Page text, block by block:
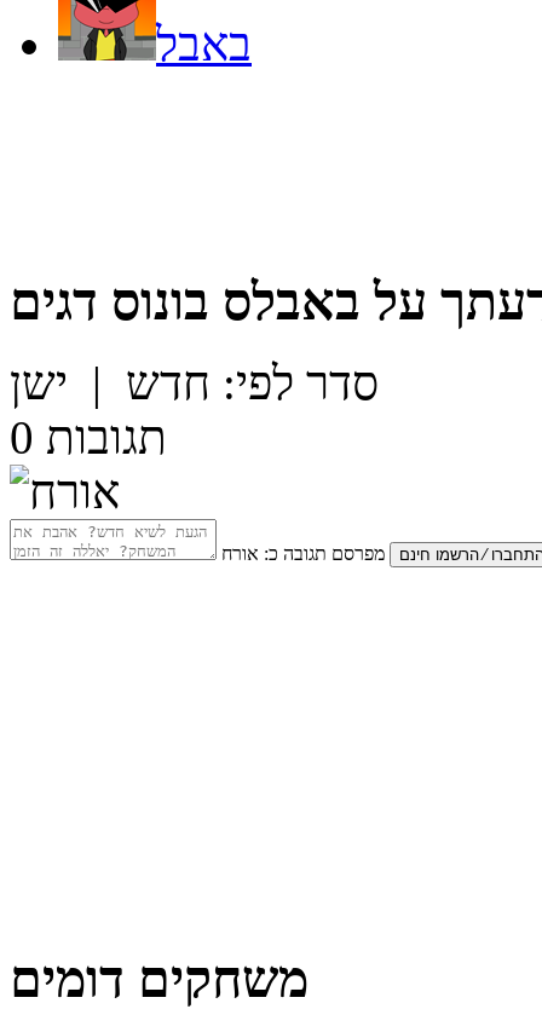
באבל
על באבלס בונוס דגים
סדר לפי: חדש | ישן
0 תגובות
מפרסם תגובה כ: אורח
משחקים דומים